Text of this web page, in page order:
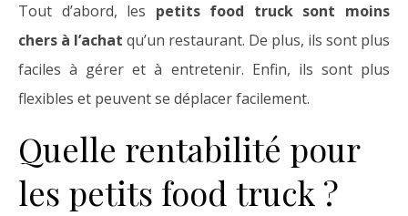
Tout d’abord, les petits food truck sont moins
chers à l’achat qu’un restaurant. De plus, ils sont plus
faciles à gérer et à entretenir. Enfin, ils sont plus
flexibles et peuvent se déplacer facilement.
Quelle rentabilité pour
les petits food truck ?